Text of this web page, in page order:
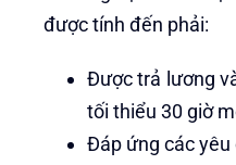
được tính đến phải:
Được trả lương
tối thiểu 30 giờ
Đáp ứng các yêu